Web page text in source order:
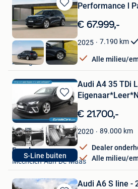
Bewaren
in
Mijn
Favorieten
Performance l
€ 67.999,-
2025 7.190 km
Alle milieu/
GDC Auto
Zottegem
Bewaren
in
Mijn
Favorieten
S-Line buiten
Audi A4 35 TDi
€ 21.700,-
2020 89.000 km
Dealer
Alle milieu/
Eurodecars
Mechelen-Aan-De-Maas
Audi A6 S line - 2.0 diesel -